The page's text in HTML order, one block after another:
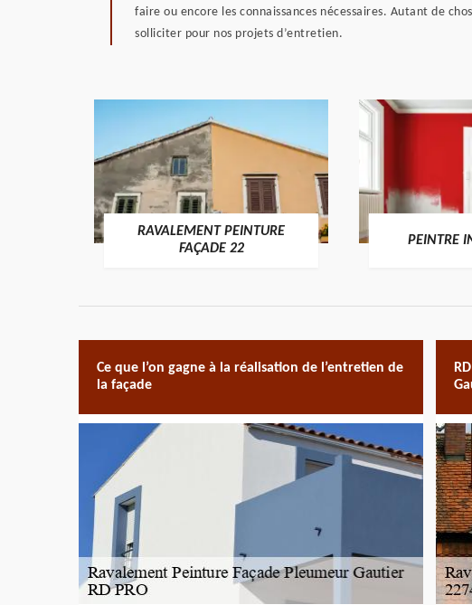
faire ou encore les connaissances nécessaires. Autant de
solliciter pour nos projets d’entretien.
RAVALEMENT PEINTURE
FAÇADE 22
PEINTRE
Ce que l’on gagne à la réalisation de l’entretien de
la façade